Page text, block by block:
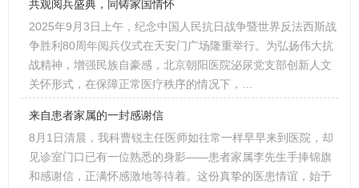
共观阅兵盛典，同铸家国情怀
2025年9月3日上午，纪念中国人民抗日战争暨世界反法西斯战
争胜利80周年阅兵仪式在天安门广场隆重举行。为弘扬伟大抗
战精神，增强民族自豪感，北京朝阳医院泌尿党支部创新人文
关怀形式，在保障正常医疗秩序的情况下，…
来自患者家属的一封感谢信
8月1日清晨，我科曹锐主任医师如往常一样早早来到医院，却
见诊室门口已有一位熟悉的身影——患者家属李先生手捧锦旗
和感谢信，正满怀感激地等待着。这份真挚的医患情谊，始于